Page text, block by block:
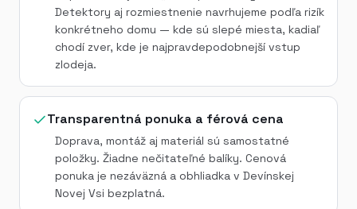
Detektory aj rozmiestnenie navrhujeme podľa rizík
konkrétneho domu — kde sú slepé miesta, kadiaľ
chodí zver, kde je najpravdepodobnejší vstup
zlodeja.
Transparentná ponuka a férová cena
Doprava, montáž aj materiál sú samostatné
položky. Žiadne nečitateľné balíky. Cenová
ponuka je nezáväzná a obhliadka v Devínskej
Novej Vsi bezplatná.